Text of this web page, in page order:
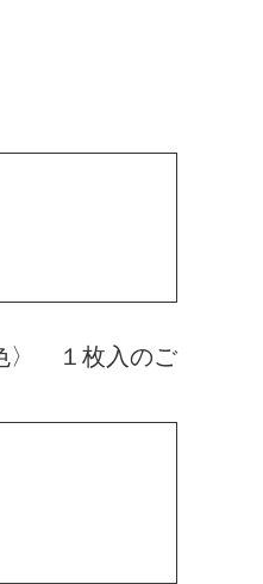
〉 １枚入のご